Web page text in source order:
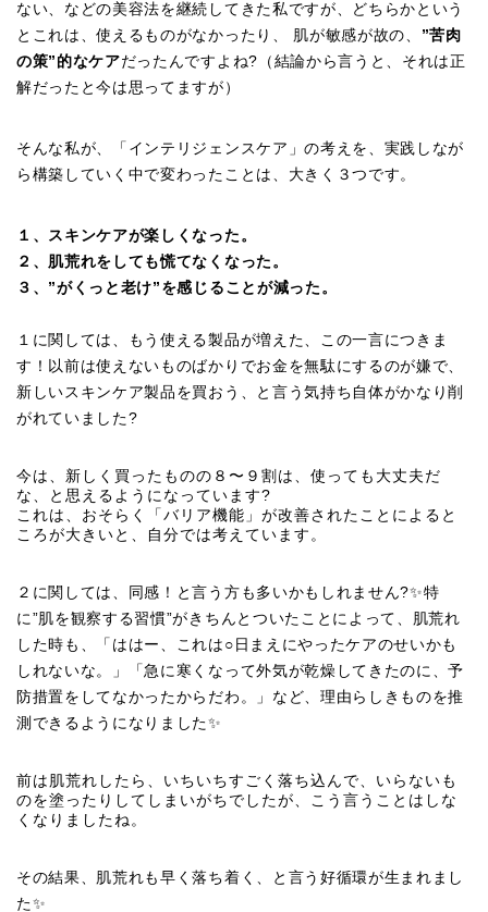
ない、などの美容法を継続してきた私ですが、どちらかという
とこれは、使えるものがなかったり、 肌が敏感が故の、 ”苦肉
の策”的なケアだったんですよね?（結論から言うと、それは正
解だったと今は思ってますが）
そんな私が、「インテリジェンスケア」の考えを、実践しなが
ら構築していく中で変わったことは、大きく３つです。
１、スキンケアが楽しくなった。
２、肌荒れをしても慌てなくなった。
３、”がくっと老け”を感じることが減った。
１に関しては、もう使える製品が増えた、この一言につきま
す！以前は使えないものばかりでお金を無駄にするのが嫌で、
新しいスキンケア製品を買おう、と言う気持ち自体がかなり削
がれていました?
今は、新しく買ったものの８〜９割は、使っても大丈夫だ
な、と思えるようになっています?
これは、おそらく「バリア機能」が改善されたことによると
ころが大きいと、自分では考えています。
２に関しては、同感！と言う方も多いかもしれません?✨特
に”肌を観察する習慣”がきちんとついたことによって、肌荒れ
した時も、「ははー、これは○日まえにやったケアのせいかも
しれないな。」「急に寒くなって外気が乾燥してきたのに、予
防措置をしてなかったからだわ。」など、理由らしきものを推
測できるようになりました✨
前は肌荒れしたら、いちいちすごく落ち込んで、いらないも
のを塗ったりしてしまいがちでしたが、こう言うことはしな
くなりましたね。
その結果、肌荒れも早く落ち着く、と言う好循環が生まれまし
た✨